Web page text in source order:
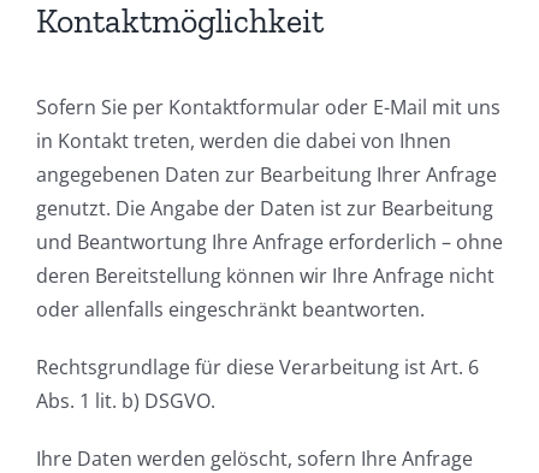
Kontaktmöglichkeit
Sofern Sie per Kontaktformular oder E-Mail mit uns
in Kontakt treten, werden die dabei von Ihnen
angegebenen Daten zur Bearbeitung Ihrer Anfrage
genutzt. Die Angabe der Daten ist zur Bearbeitung
und Beantwortung Ihre Anfrage erforderlich – ohne
deren Bereitstellung können wir Ihre Anfrage nicht
oder allenfalls eingeschränkt beantworten.
Rechtsgrundlage für diese Verarbeitung ist Art. 6
Abs. 1 lit. b) DSGVO.
Ihre Daten werden gelöscht, sofern Ihre Anfrage